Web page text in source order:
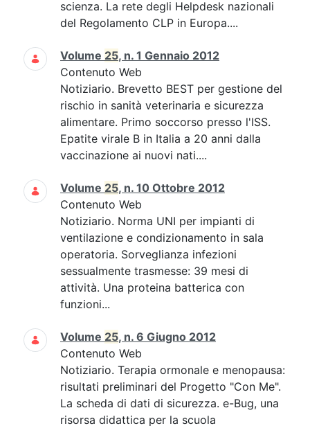
scienza. La rete degli Helpdesk nazionali
del Regolamento CLP in Europa....
Volume 25, n. 1 Gennaio 2012
Contenuto Web
Notiziario. Brevetto BEST per gestione del
rischio in sanità veterinaria e sicurezza
alimentare. Primo soccorso presso l'ISS.
Epatite virale B in Italia a 20 anni dalla
vaccinazione ai nuovi nati....
Volume 25, n. 10 Ottobre 2012
Contenuto Web
Notiziario. Norma UNI per impianti di
ventilazione e condizionamento in sala
operatoria. Sorveglianza infezioni
sessualmente trasmesse: 39 mesi di
attività. Una proteina batterica con
funzioni...
Volume 25, n. 6 Giugno 2012
Contenuto Web
Notiziario. Terapia ormonale e menopausa:
risultati preliminari del Progetto "Con Me".
La scheda di dati di sicurezza. e-Bug, una
risorsa didattica per la scuola